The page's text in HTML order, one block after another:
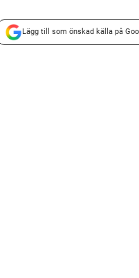
Lägg till som önskad källa på